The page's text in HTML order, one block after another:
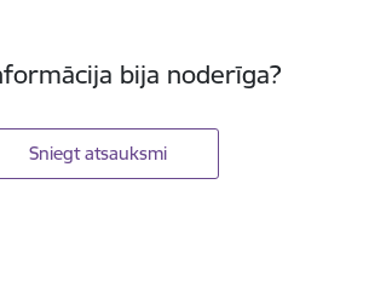
bija noderīga?
Sniegt atsauksmi